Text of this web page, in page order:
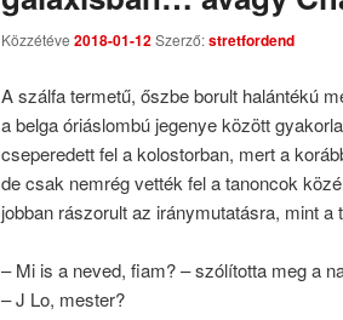
Közzétéve 2018-01-12Szerző:stretfordend
A szálfa termetű, őszbe borult halántékú
a belga óriáslombú jegenye között
cseperedett fel a kolostorban, mert a
de csak nemrég vették fel a tanoncok
jobban rászorult az iránymutatásra, mint a
– Mi is a neved, fiam? – szólította meg a
– J Lo, mester?